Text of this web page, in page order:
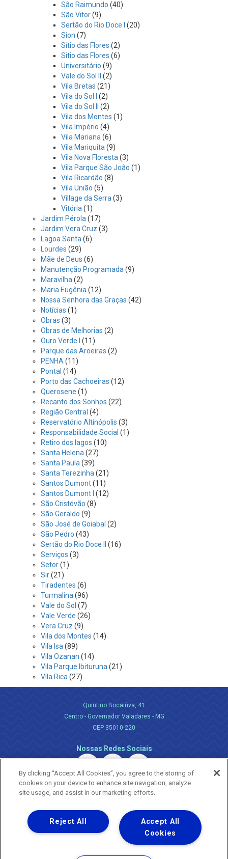
São Raimundo (40)
São Vitor(9)
Sertão do Rio Doce I
(20)
Sion (7)
Sítio das Flores (2)
Sitio das Flores (6)
Universitário (9)
Vale do Sol II
(2)
Vila Bretas (21)
Vila do Sol I
(2)
Vila do Sol II
(2)
Vila dos Montes (1)
Vila Império (4)
Vila Mariana (6)
Vila Mariquita (9)
Vila Nova Floresta (3)
Vila Parque São João (1)
Vila Ricardão (8)
Vila União (5)
Village da Serra (3)
Vitória (1)
Jardim Pérola (17)
Jardim Vera Cruz (3)
Lagoa Santa (6)
Lourdes (29)
Mãe de Deus (6)
Manutenção Programada (9)
Maravilha (2)
Maria Eugênia (12)
Nossa Senhora das Graças (42)
Notícias (1)
Obras (3)
Obras de Melhorias (2)
Ouro Verde I
(11)
Parque das Aroeiras (2)
PENHA (11)
Pontal (14)
Porto das Cachoeiras (12)
Querosene (1)
Recanto dos Sonhos (22)
Região Central (4)
Reservatório Altinópolis (3)
Responsabilidade Social (1)
Retiro dos lagos (10)
Santa Helena (27)
Santa Paula (39)
Santa Terezinha (21)
Santos Dumont(11)
Santos Dumont I (12)
São Cristóvão (8)
São Geraldo (9)
São José de Goiabal (2)
São Pedro (43)
Sertão do Rio Doce II
(16)
Serviços (3)
Setor(1)
Sir(21)
Tiradentes (6)
Turmalina (96)
Vale do Sol (7)
Vale Verde (26)
Vera Cruz (9)
Vila dos Montes (14)
Vila Isa (89)
Vila Ozanan (14)
Vila Parque Ibituruna (21)
Vila Rica (27)
Quintino Bocaiúva, 41
Centro - Governador Valadares - MG
CEP 35010-220
Nossas Redes Sociais
Uma empresa
Copyright ® 2026 - Todos os Direitos Reservados.
Nossa natureza movimenta a vida
By clicking “Accept All Cookies”, you agree to the storing of
cookies on your device to enhance site navigation, analyze
site usage, and assist in our marketing efforts.
Accept All
Cookies
Reject All